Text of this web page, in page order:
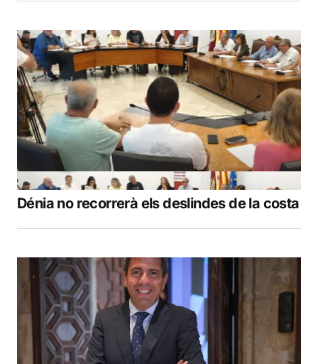
Dénia no recorrerà els deslindes de la costa